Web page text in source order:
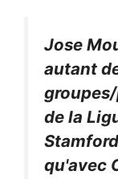
Jose
autant
de la
qu'avec